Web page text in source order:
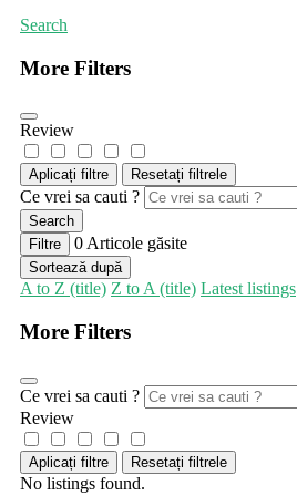
Search
More Filters
Review
Aplicați filtre Resetați filtrele
Ce vrei sa cauti ?
Search
Filtre
0 Articole găsite
Sortează după
A to Z (title) Z to A (title) Latest listings
More Filters
Ce vrei sa cauti ?
Review
Aplicați filtre Resetați filtrele
No listings found.